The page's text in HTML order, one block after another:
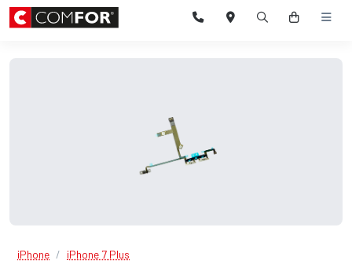
iPhone iPhone 7 Plus